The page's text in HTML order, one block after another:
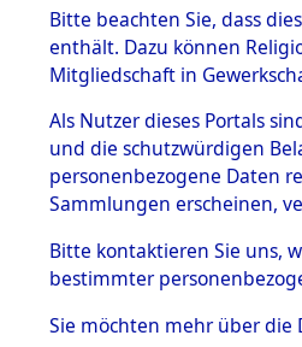
BESTÄNDE
1.
mente
5. Verschiedenes
5.3
Todesmärsche
5.3.1 Alliierte
Erhebungen
zu
Todesmärsch
en
Bitte beachten Sie, dass
enthält. Dazu können
Mitgliedschaft in
Als Nutzer dieses Portals
und die schutzwürdigen
personenbezogene Daten
Sammlungen erscheinen,
Bitte kontaktieren Sie uns,
bestimmter
Sie möchten mehr über die